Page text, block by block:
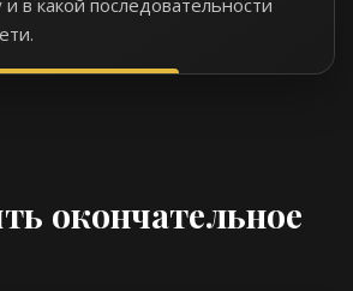
окончательное